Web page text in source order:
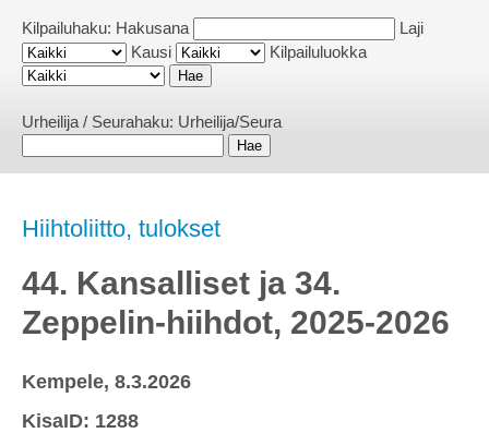
Kilpailuhaku: Hakusana
Laji
Kausi
Kilpailuluokka
Urheilija / Seurahaku: Urheilija/Seura
Hiihtoliitto, tulokset
44. Kansalliset ja 34.
Zeppelin-hiihdot, 2025-2026
Kempele, 8.3.2026
KisaID: 1288